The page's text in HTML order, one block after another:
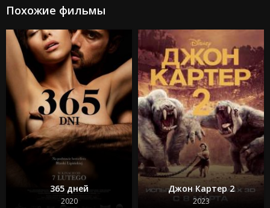
Подземелья и драконы: Честь среди воров
Каратэ-пацан: Легенды
Трансформеры: Восхождение Звероботов
Из моего окна 2: За морями
Моана 2
Веном: Последний танец
Изгоняющий дьявола: Верующий
Особо опасный пассажир
Супер Майк: Последний танец
Крушение
Охотники за привидениями: Леденящий ужас
Кокаиновый медведь
Из моего окна 3: Новая встреча
Зеленая миля
Достать ножи 2: Стеклянная луковица
Круче некуда
Бессмертная гвардия 2
Битлджус Битлджус 2
Похожие фильмы
365 дней
2020
Джон Картер 2
2023